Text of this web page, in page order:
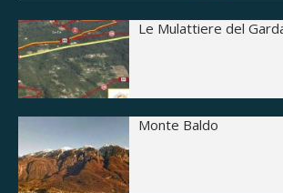
Le Mulattiere del
Monte Baldo